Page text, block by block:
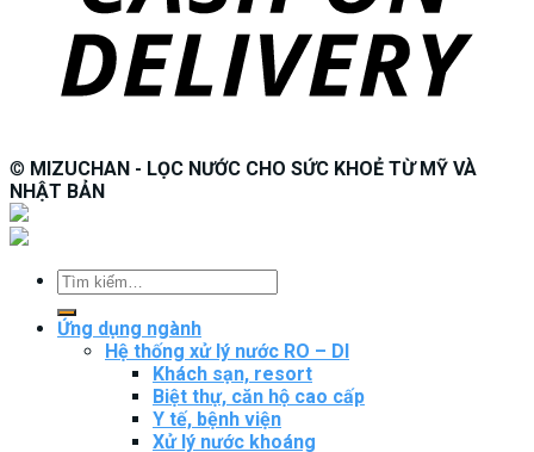
© MIZUCHAN - LỌC NƯỚC CHO SỨC KHOẺ TỪ MỸ VÀ
NHẬT BẢN
Tìm
Ứng dụng ngành
Hệ thống xử lý nước RO – DI
Khách sạn, resort
Biệt thự, căn hộ cao cấp
Y tế, bệnh viện
Xử lý nước khoáng